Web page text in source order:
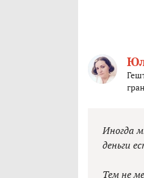
Иногда
деньги
Тем не